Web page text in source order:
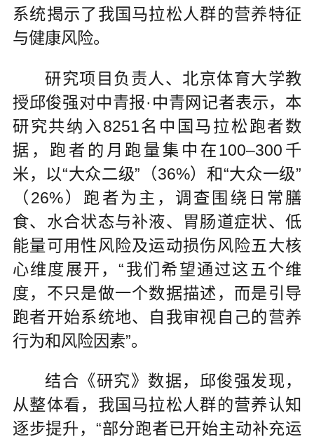
系统揭示了我国马拉松人群的营养特征
与健康风险。
研究项目负责人、北京体育大学教
授邱俊强对中青报·中青网记者表示，本
研究共纳入8251名中国马拉松跑者数
据，跑者的月跑量集中在100–300千
米，以“大众二级”（36%）和“大众一级”
（26%）跑者为主，调查围绕日常膳
食、水合状态与补液、胃肠道症状、低
能量可用性风险及运动损伤风险五大核
心维度展开，“我们希望通过这五个维
度，不只是做一个数据描述，而是引导
跑者开始系统地、自我审视自己的营养
行为和风险因素”。
结合《研究》数据，邱俊强发现，
从整体看，我国马拉松人群的营养认知
逐步提升，“部分跑者已开始主动补充运